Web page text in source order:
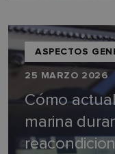
ASPECTOS
25 MARZO 2026
Cómo
marina